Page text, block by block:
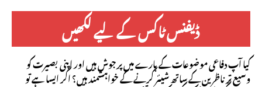
ڈیفنس ٹاکس کے لیے لکھیں
کیا آپ دفاعی موضوعات کے بارے میں پرجوش ہیں اور اپنی بصیرت کو
وسیع تر ناظرین کے ساتھ شیئر کرنے کے خواہشمند ہیں؟ اگر ایسا ہے تو